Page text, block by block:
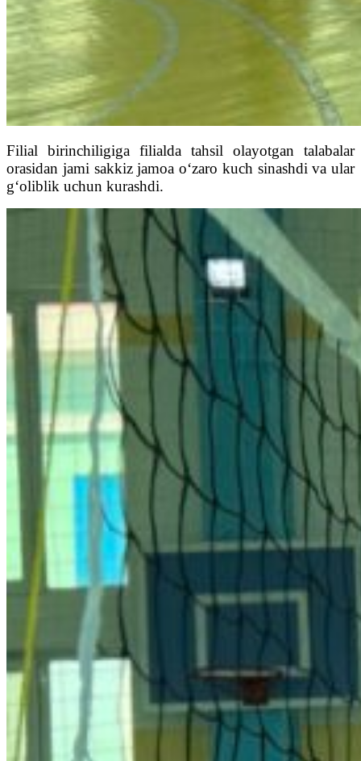
Filial birinchiligiga filialda tahsil olayotgan talabalar
orasidan jami sakkiz jamoa o‘zaro kuch sinashdi va ular
g‘oliblik uchun kurashdi.